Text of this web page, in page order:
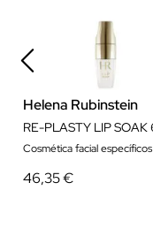
Helena Rubinstein
Cosmética facial específicos
46,35 €